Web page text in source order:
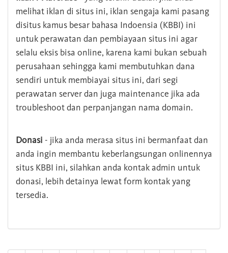
melihat iklan di situs ini, iklan sengaja kami pasang
disitus kamus besar bahasa Indoensia (KBBI) ini
untuk perawatan dan pembiayaan situs ini agar
selalu eksis bisa online, karena kami bukan sebuah
perusahaan sehingga kami membutuhkan dana
sendiri untuk membiayai situs ini, dari segi
perawatan server dan juga maintenance jika ada
troubleshoot dan perpanjangan nama domain.
Donasi - jika anda merasa situs ini bermanfaat dan
anda ingin membantu keberlangsungan onlinennya
situs KBBI ini, silahkan anda kontak admin untuk
donasi, lebih detainya lewat form kontak yang
tersedia.